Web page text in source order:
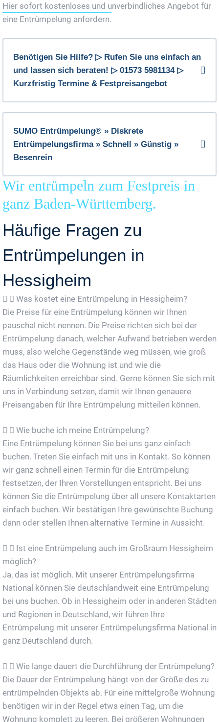
Hier sofort kostenloses und unverbindliches Angebot für
eine Entrümpelung anfordern.
Benötigen Sie Hilfe? ▷ Rufen Sie uns einfach an
und lassen sich beraten! ▷ 01573 5981134 ▷
Kurzfristig Termine & Festpreisangebot
SUMO Entrümpelung® » Diskrete
Entrümpelungsfirma » Schnell » Günstig »
Besenrein
Wir entrümpeln zum Festpreis in
ganz Baden-Württemberg.
Häufige Fragen zu
Entrümpelungen in
Hessigheim
Was kostet eine Entrümpelung in Hessigheim?
Die Preise für eine Entrümpelung können wir Ihnen
pauschal nicht nennen. Die Preise richten sich bei der
Entrümpelung danach, welcher Aufwand betrieben werden
muss, also welche Gegenstände weg müssen, wie groß
das Haus oder die Wohnung ist und wie die
Räumlichkeiten erreichbar sind. Gerne können Sie sich mit
uns in Verbindung setzen, damit wir Ihnen genauere
Preisangaben für Ihre Entrümpelung mitteilen können.
Wie buche ich meine Entrümpelung?
Eine Entrümpelung können Sie bei uns ganz einfach
buchen. Treten Sie einfach mit uns in Kontakt. So können
wir ganz schnell einen Termin für die Entrümpelung
festsetzen, der Ihren Vorstellungen entspricht. Bei uns
können Sie die Entrümpelung über all unsere Kontaktarten
einfach buchen. Wir bestätigen Ihre gewünschte Buchung
dann oder stellen Ihnen alternative Termine in Aussicht.
Ist eine Entrümpelung auch im Großraum Hessigheim
möglich?
Ja, das ist möglich. Mit unserer Entrümpelungsfirma
National können Sie deutschlandweit eine Entrümpelung
bei uns buchen. Ob in Hessigheim oder in anderen Städten
und Regionen in Deutschland, wir führen Ihre
Entrümpelung mit unserer Entrümpelungsfirma National in
ganz Deutschland durch.
Wie lange dauert die Durchführung der Entrümpelung?
Die Dauer der Entrümpelung hängt von der Größe des zu
entrümpelnden Objekts ab. Für eine mittelgroße Wohnung
benötigen wir in der Regel etwa einen Tag, um die
Wohnung komplett zu leeren. Bei größeren Wohnungen